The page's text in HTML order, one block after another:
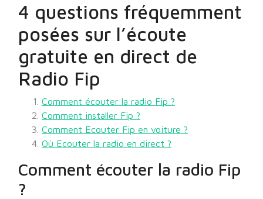
4 questions fréquemment
posées sur l’écoute
gratuite en direct de
Radio Fip
Comment écouter la radio Fip ?
Comment installer Fip ?
Comment Ecouter Fip en voiture ?
Où Ecouter la radio en direct ?
Comment écouter la radio Fip
?